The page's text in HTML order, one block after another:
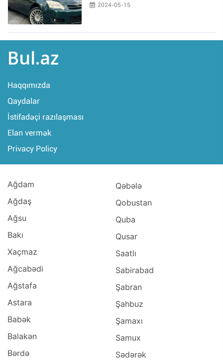
2024-05-15
Bul.az
Haqqımızda
Qaydalar
İstifadəçi razılaşması
Elan vermək
Privacy Policy
Ağdam
Ağdaş
Ağsu
Bakı
Xaçmaz
Ağcabədi
Ağstafa
Astara
Babək
Balakən
Bərdə
Qəbələ
Qobustan
Quba
Qusar
Saatlı
Sabirabad
Şabran
Şahbuz
Şamaxı
Samux
Sədərək